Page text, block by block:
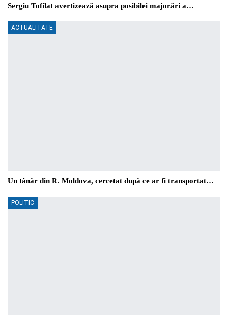
Sergiu Tofilat avertizează asupra posibilei majorări a…
ACTUALITATE
Un tânăr din R. Moldova, cercetat după ce ar fi transportat…
POLITIC